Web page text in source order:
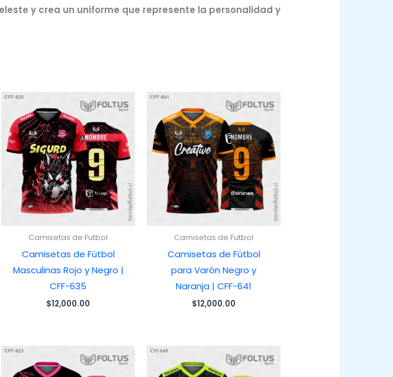
y crea un uniforme que represente la personalidad y
Camisetas de Futbol
Camisetas de Fútbol
Masculinas Rojo y Negro |
CFF-635
$12,000.00
Camisetas de Futbol
Camisetas de Fútbol
para Varón Negro y
Naranja | CFF-641
$12,000.00